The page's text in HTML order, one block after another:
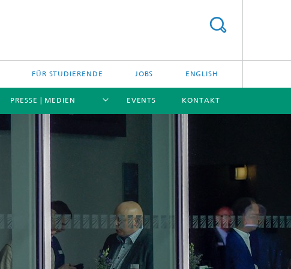
FÜR STUDIERENDE JOBS ENGLISH
PRESSE | MEDIEN EVENTS KONTAKT